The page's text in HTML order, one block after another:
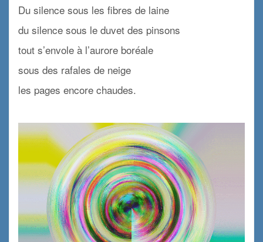
Du silence sous les fibres de laine
du silence sous le duvet des pinsons
tout s’envole à l’aurore boréale
sous des rafales de neige
les pages encore chaudes.